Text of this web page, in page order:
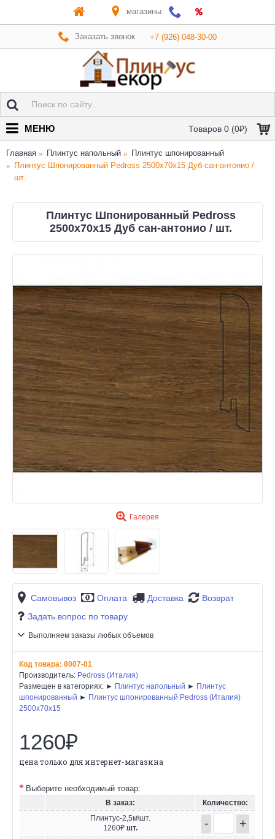
магазины
Заказать звонок +7 (926) 048-30-00
Товаров 0 (0₽)
МЕНЮ
Главная Плинтус напольный
Плинтус шпонированный
Плинтус Шпонированный Pedross 2500х70х15 Дуб сан-антонио /
шт.
Плинтус Шпонированный Pedross
2500х70х15 Дуб сан-антонио / шт.
Галерея
Самовывоз Оплата Доставка
Возврат
Задать вопрос по товару
Выполняем заказы любых объемов
Код товара: 8007-01
Производитель: Pedross (Италия)
Размещен в категориях: ► Плинтус напольный ► Плинтус
шпонированный ► Плинтус шпонированный Pedross (Италия)
2500х70х15
1260₽
цена только для интернет-магазина
Выберите необходимый товар:
В заказ:
Количество:
Плинтус-2,5м\шт.
1260₽ шт. - +